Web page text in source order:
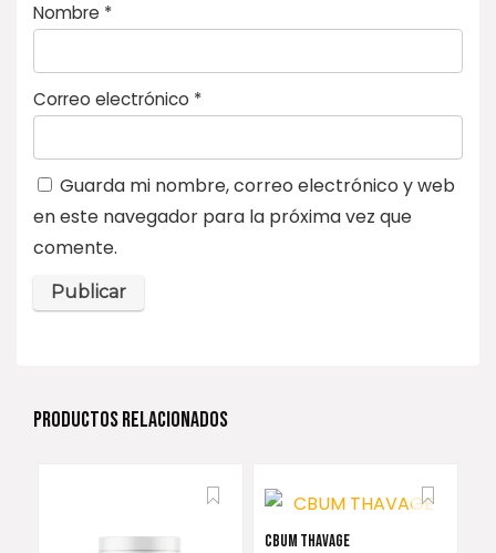
Nombre *
Correo electrónico *
Guarda mi nombre, correo electrónico y web
en este navegador para la próxima vez que
comente.
PRODUCTOS RELACIONADOS
CBUM THAVAGE